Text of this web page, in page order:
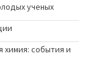
ученыx
химия: события и